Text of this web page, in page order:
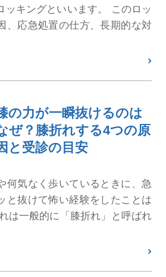
ッキングといいます。 このロッ
、応急処置の仕方、長期的な対
の力が一瞬抜けるのは
ぜ？膝折れする4つの原
と受診の目安
何気なく歩いているときに、急
と抜けて怖い経験をしたことは
は一般的に「膝折れ」と呼ばれ